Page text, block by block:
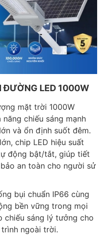
ĐƯỜNG LED 1000W
mặt trời 1000W
chiếu sáng mạnh
và ổn định suốt đêm.
chip LED hiệu suất
động bật/tắt, giúp tiết
an toàn cho người sử
bụi chuẩn IP66 cùng
bền vững trong mọi
chiếu sáng lý tưởng cho
ngoài trời.